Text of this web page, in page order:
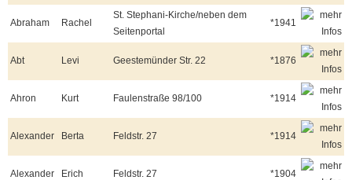
Abraham Rachel
St. Stephani-Kirche/neben dem
Seitenportal
*1941
Abt Levi Geestemünder Str. 22 *1876
Ahron Kurt Faulenstraße 98/100 *1914
Alexander Berta Feldstr. 27 *1914
Alexander Erich Feldstr. 27 *1904